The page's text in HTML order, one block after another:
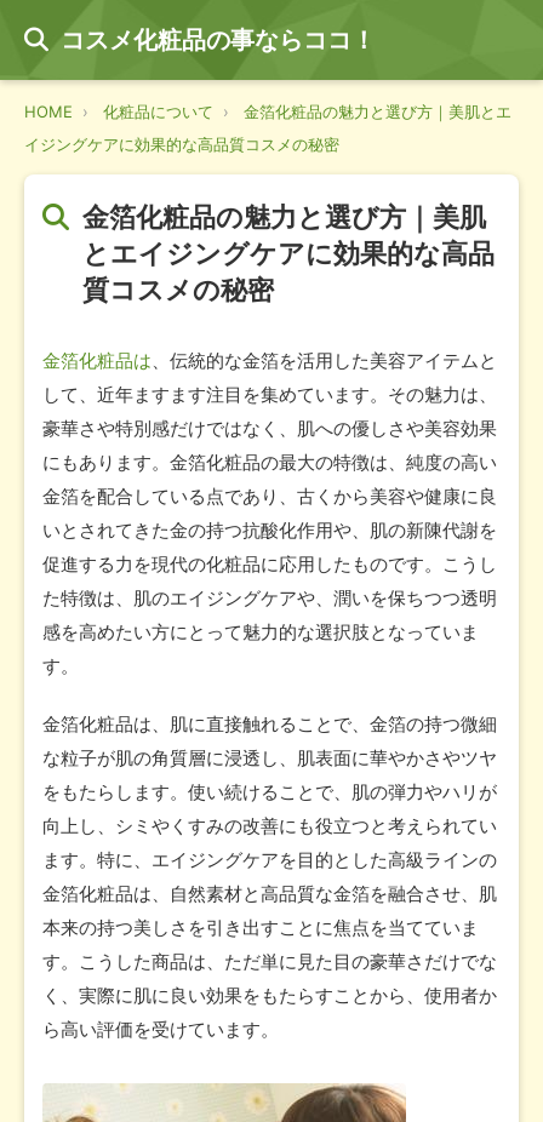
コスメ化粧品の事ならココ！
HOME 化粧品について
金箔化粧品の魅力と選び方｜美肌とエ
イジングケアに効果的な高品質コスメの秘密
金箔化粧品の魅力と選び方｜美肌
とエイジングケアに効果的な高品
質コスメの秘密
金箔化粧品は、伝統的な金箔を活用した美容アイテムと
して、近年ますます注目を集めています。その魅力は、
豪華さや特別感だけではなく、肌への優しさや美容効果
にもあります。金箔化粧品の最大の特徴は、純度の高い
金箔を配合している点であり、古くから美容や健康に良
いとされてきた金の持つ抗酸化作用や、肌の新陳代謝を
促進する力を現代の化粧品に応用したものです。こうし
た特徴は、肌のエイジングケアや、潤いを保ちつつ透明
感を高めたい方にとって魅力的な選択肢となっていま
す。
金箔化粧品は、肌に直接触れることで、金箔の持つ微細
な粒子が肌の角質層に浸透し、肌表面に華やかさやツヤ
をもたらします。使い続けることで、肌の弾力やハリが
向上し、シミやくすみの改善にも役立つと考えられてい
ます。特に、エイジングケアを目的とした高級ラインの
金箔化粧品は、自然素材と高品質な金箔を融合させ、肌
本来の持つ美しさを引き出すことに焦点を当てていま
す。こうした商品は、ただ単に見た目の豪華さだけでな
く、実際に肌に良い効果をもたらすことから、使用者か
ら高い評価を受けています。